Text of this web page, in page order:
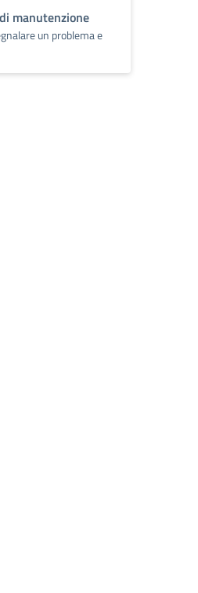
manutenzione
un problema e